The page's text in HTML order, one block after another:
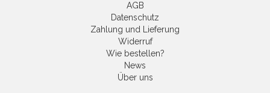
AGB
Datenschutz
Zahlung und Lieferung
Widerruf
Wie bestellen?
News
Über uns